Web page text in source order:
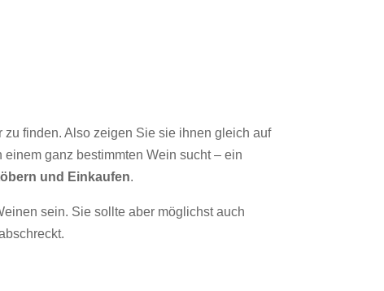
finden. Also zeigen Sie sie ihnen gleich auf
ganz bestimmten Wein sucht – ein
und Einkaufen.
sein. Sie sollte aber möglichst auch